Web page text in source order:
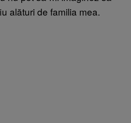
alături de familia mea.